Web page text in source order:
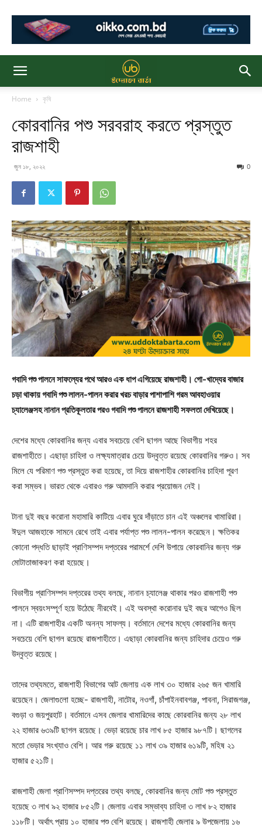
Home কৃষি
কোরবানির পশু সরবরাহ করতে প্রস্তুত
রাজশাহী
জুন ১৮, ২০২২ 0
গবাদি পশু পালনে সাফল্যের পথে আরও এক ধাপ এগিয়েছে রাজশাহী। গো-খাদ্যের বাজার
চড়া থাকায় গবাদি পশু লালন-পালন করার খরচ বাড়ার পাশাপাশি গরম আবহাওয়ার
চ্যালেঞ্জসহ নানান প্রতিকূলতার পরও গবাদি পশু পালনে রাজশাহী সফলতা দেখিয়েছে।
দেশের মধ্যে কোরবানির জন্য এবার সবচেয়ে বেশি ছাগল আছে বিভাগীয় শহর
রাজশাহীতে। এছাড়া চাহিদা ও লক্ষ্যমাত্রার চেয়ে উদ্বৃত্ত রয়েছে কোরবানির গরুও। সব
মিলে যে পরিমাণ পশু প্রস্তুত করা হয়েছে, তা দিয়ে রাজশাহীর কোরবানির চাহিদা পূরণ
করা সম্ভব। ভারত থেকে এবারও গরু আমদানি করার প্রয়োজন নেই।
টানা দুই বছর করোনা মহামারি কাটিয়ে এবার ঘুরে দাঁড়াতে চান এই অঞ্চলের খামারিরা।
ঈদুল আজহাকে সামনে রেখে তাই এবার পর্যাপ্ত পশু লালন-পালন করেছেন। ক্ষতিকর
কোনো পদ্ধতি ছাড়াই প্রাণিসম্পদ দপ্তরের পরামর্শে দেশি উপায়ে কোরবানির জন্য গরু
মোটাতাজাকরণ করা হয়েছে।
বিভাগীয় প্রাণিসম্পদ দপ্তরের তথ্য বলছে, নানান চ্যালেঞ্জ থাকার পরও রাজশাহী পশু
পালনে স্বয়ংসম্পূর্ণ হয়ে উঠেছে নীরবেই। এই অবস্থা করোনার দুই বছর আগেও ছিল
না। এটি রাজশাহীর একটি অনন্য সাফল্য। বর্তমানে দেশের মধ্যে কোরবানির জন্য
সবচেয়ে বেশি ছাগল রয়েছে রাজশাহীতে। এছাড়া কোরবানির জন্য চাহিদার চেয়েও গরু
উদ্বৃত্ত রয়েছে।
তাদের তথ্যমতে, রাজশাহী বিভাগের আট জেলায় এক লাখ ৩০ হাজার ২৬৫ জন খামারি
রয়েছেন। জেলাগুলো হচ্ছে- রাজশাহী, নাটোর, নওগাঁ, চাঁপাইনবাবগঞ্জ, পাবনা, সিরাজগঞ্জ,
বগুড়া ও জয়পুরহাট। বর্তমানে এসব জেলার খামারিদের কাছে কোরবানির জন্য ২৮ লাখ
২২ হাজার ৬৩৯টি ছাগল রয়েছে। ভেড়া রয়েছে চার লাখ ৮৫ হাজার ৯৮৭টি। ছাগলের
মতো ভেড়ার সংখ্যাও বেশি। আর গরু রয়েছে ১১ লাখ ৩৯ হাজার ৬১৯টি, মহিষ ২১
হাজার ৫২১টি।
রাজশাহী জেলা প্রাণিসম্পদ দপ্তরের তথ্য বলছে, কোরবানির জন্য মোট পশু প্রস্তুত
হয়েছে ৩ লাখ ৯২ হাজার ৮৫২টি। জেলায় এবার সম্ভাব্য চাহিদা ৩ লাখ ৮২ হাজার
১১৮টি। অর্থাৎ প্রায় ১০ হাজার পশু বেশি রয়েছে। রাজশাহী জেলার ৯ উপজেলায় ১৬